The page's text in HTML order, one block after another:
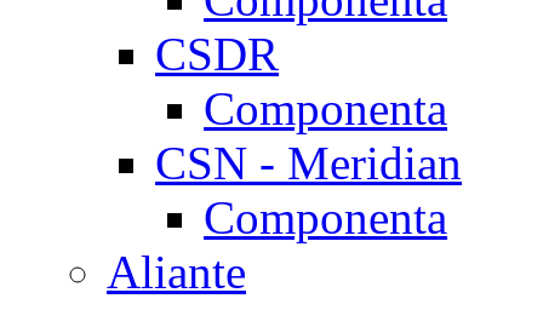
CSDR
Componenta
CSN - Meridian
Componenta
Aliante